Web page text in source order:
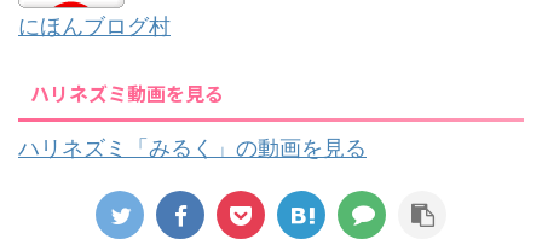
にほんブログ村
ハリネズミ動画を見る
ハリネズミ「みるく」の動画を見る